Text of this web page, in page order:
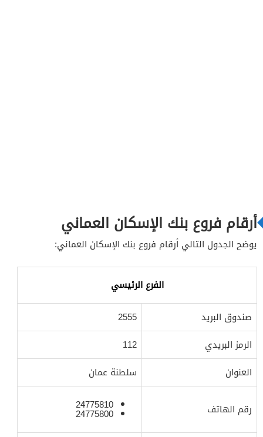
أرقام فروع بنك الإسكان العماني
يوضح الجدول التالي أرقام فروع بنك الإسكان العماني:
الفرع الرئيسي
صندوق البريد
2555
الرمز البريدي
112
العنوان
سلطنة عمان
رقم الهاتف 24775810
24775800